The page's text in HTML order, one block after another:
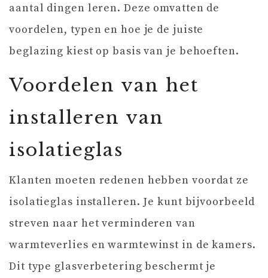
aantal dingen leren. Deze omvatten de
voordelen, typen en hoe je de juiste
beglazing kiest op basis van je behoeften.
Voordelen van het
installeren van
isolatieglas
Klanten moeten redenen hebben voordat ze
isolatieglas installeren. Je kunt bijvoorbeeld
streven naar het verminderen van
warmteverlies en warmtewinst in de kamers.
Dit type glasverbetering beschermt je